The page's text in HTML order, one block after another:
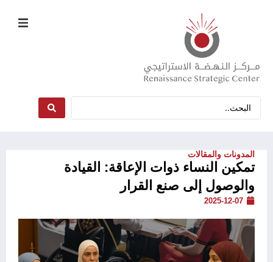
المدونات والمقالات
تمكين النساء ذوات الإعاقة: القيادة
والوصول إلى صنع القرار
2025-12-07